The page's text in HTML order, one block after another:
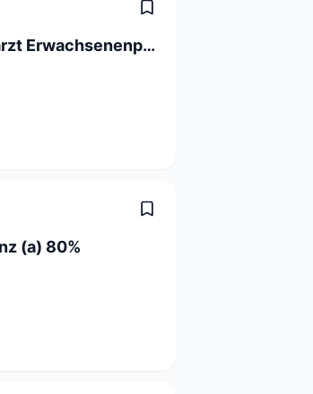
Assistenzärztin/Assistenzarzt Erwachsenenpsychiatrie Ambulatorium 80 - 100 %
(a) 80%